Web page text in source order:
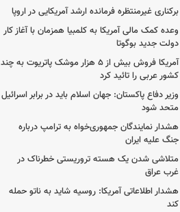
برکناری غیرمنتظره فرمانده ارشد آمریکایی در اروپا
وعده کمک مالی آمریکا به کلمبیا همزمان با آغاز کار
دولت جدید بوگوتا
آمریکا فروش بیش از ۵ هزار موشک پاتریوت به چند
کشور عربی را تائید کرد
وزیر دفاع پاکستان: جهان اسلام باید در برابر اسرائیل
متحد شود
هشدار نمایندگان جمهوری‌خواه به ترامپ درباره
جنگ علیه ایران
متلاشی شدن یک هسته تروریستی خطرناک در
غرب عراق
هشدار اطلاعاتی آمریکا: روسیه شاید به ناتو حمله
کند